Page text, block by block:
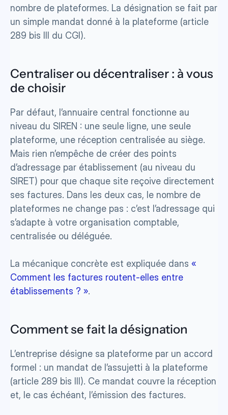
nombre de plateformes. La désignation se fait par
un simple mandat donné à la plateforme (article
289 bis III du CGI).
Centraliser ou décentraliser : à vous
de choisir
Par défaut, l’annuaire central fonctionne au
niveau du SIREN : une seule ligne, une seule
plateforme, une réception centralisée au siège.
Mais rien n’empêche de créer des points
d’adressage par établissement (au niveau du
SIRET) pour que chaque site reçoive directement
ses factures. Dans les deux cas, le nombre de
plateformes ne change pas : c’est l’adressage qui
s’adapte à votre organisation comptable,
centralisée ou déléguée.
La mécanique concrète est expliquée dans «
Comment les factures routent-elles entre
établissements ? ».
Comment se fait la désignation
L’entreprise désigne sa plateforme par un accord
formel : un mandat de l’assujetti à la plateforme
(article 289 bis III). Ce mandat couvre la réception
et, le cas échéant, l’émission des factures.